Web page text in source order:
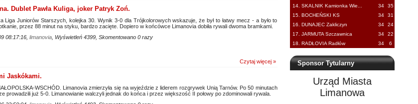
14. SKALNIK Kamionka Wie...
34
35
15. BOCHEŃSKI KS
34
31
16. DUNAJEC Zakliczyn
34
24
17. JARMUTA Szczawnica
34
22
18. RADŁOVIA Radłów
34 6
Sponsor Tytularny
Urząd Miasta
Limanowa
Dublet Pawła Kuliga, joker Patryk Zoń.
Liga Juniorów Starszych, kolejka 30. Wynik 3-0 dla Trójkolorowych wskazuje, że był to łatwy mecz - a było to
przez 88 minut na styku, bardzo zacięte. Dopiero w końcówce Limanovia dobiła rywali dwoma bramkami.
Czytaj więcej »
08:17:16, limanovia, Wyświetleń 4399, Skomentowano 0 razy
Jaskókami.
WSCHÓD. Limanovia zmierzyła się na wyjeździe z liderem rozgrywek Unią Tarnów. Po 50 minutach
prowadzili już 5-0. Limanowianie walczyli jednak do końca i przez większość II połowy po zdominowali rywala.